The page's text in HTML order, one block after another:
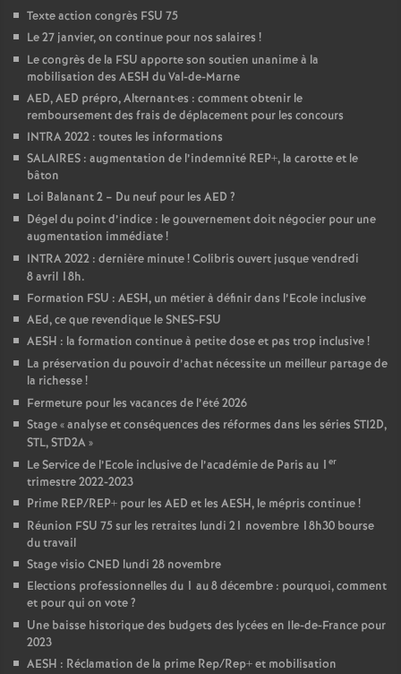
Texte action congrès FSU 75
Le 27 janvier, on continue pour nos salaires !
Le congrès de la FSU apporte son soutien unanime à la
mobilisation des AESH du Val-de-Marne
AED, AED prépro, Alternant·es : comment obtenir le
remboursement des frais de déplacement pour les concours
INTRA 2022 : toutes les informations
SALAIRES : augmentation de l’indemnité REP+, la carotte et le
bâton
Loi Balanant 2 – Du neuf pour les AED ?
Dégel du point d’indice : le gouvernement doit négocier pour une
augmentation immédiate!
INTRA 2022 : dernière minute! Colibris ouvert jusque vendredi
8 avril 18h.
Formation FSU : AESH, un métier à définir dans l’Ecole inclusive
AEd, ce que revendique le SNES-FSU
AESH : la formation continue à petite dose et pas trop inclusive!
La préservation du pouvoir d’achat nécessite un meilleur partage de
la richesse!
Fermeture pour les vacances de l’été 2026
Stage «analyse et conséquences des réformes dans les séries STI2D,
STL, STD2A»
Le Service de l’Ecole inclusive de l’académie de Paris au 1 er
trimestre 2022-2023
Prime REP/REP+ pour les AED et les AESH, le mépris continue!
Réunion FSU 75 sur les retraites lundi 21 novembre 18h30 bourse
du travail
Stage visio CNED lundi 28 novembre
Elections professionnelles du 1 au 8 décembre : pourquoi, comment
et pour qui on vote?
Une baisse historique des budgets des lycées en Ile-de-France pour
2023
AESH : Réclamation de la prime Rep/Rep+ et mobilisation